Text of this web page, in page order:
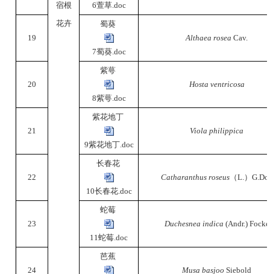
宿根
花卉
6萱草.doc
19
蜀葵
7蜀葵.doc
Althaea rosea Cav.
20
紫萼
8紫萼.doc
Hosta ventricosa
21
紫花地丁
9紫花地丁.doc
Viola philippica
22
长春花
10长春花.doc
Catharanthus roseus（L.）
23
蛇莓
11蛇莓.doc
Duchesnea indica (Andr.) Focke
24
芭蕉
Musa basjoo Siebold